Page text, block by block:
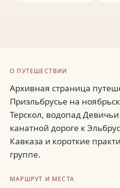
О ПУТЕШЕСТВИИ
Архивная страница
Приэльбрусье на
Терскол, водопад
канатной дороге к
Кавказа и короткие
группе.
МАРШРУТ И МЕСТА